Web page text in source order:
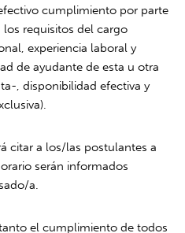
cumplimiento por parte
requisitos del cargo
experiencia laboral y
de ayudante de esta u otra
, disponibilidad efectiva y
citar a los/las postulantes a
serán informados
a.
el cumplimiento de todos